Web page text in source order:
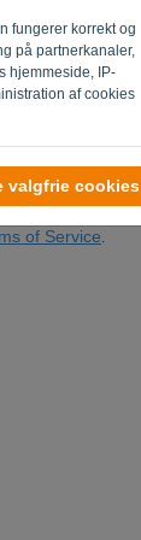
fungerer korrekt og
på partnerkanaler,
hjemmeside, IP-
af cookies
valgfrie cookies
of Service